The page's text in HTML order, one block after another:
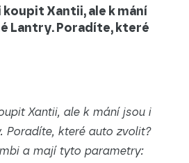
Xantii, ale k mání
Lantry. Poradíte, které
Xantii, ale k mání jsou i
Poradíte, které auto zvolit?
a mají tyto parametry: